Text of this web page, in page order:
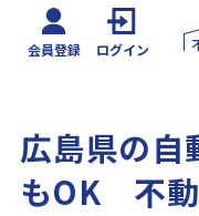
会員登録 ログイン
広島県の自
もOK 不動